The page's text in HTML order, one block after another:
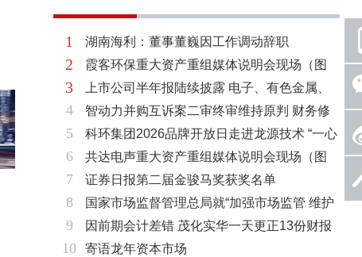
1
2
3
4
5
6
7
8
9
10
湖南海利：董事董巍因工作调动辞职
霞客环保重大资产重组媒体说明会现场（图
片）
上市公司半年报陆续披露 电子、有色金属、
基础化工三大板块率先走强
智动力并购互诉案二审终审维持原判 财务修
复与估值空间同步打开
科环集团2026品牌开放日走进龙源技术 “一心
两脉”赋能火电绿色低碳转型
共达电声重大资产重组媒体说明会现场（图
片）
证券日报第二届金骏马奖获奖名单
国家市场监督管理总局就“加强市场监管 维护
市场秩序”答记者问
因前期会计差错 茂化实华一天更正13份财报
寄语龙年资本市场